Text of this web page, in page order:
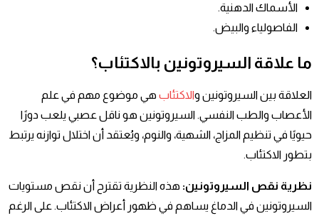
الأسماك الدهنية.
الفاصولياء والبيض.
ما علاقة السيروتونين بالاكتئاب؟
العلاقة بين السيروتونين والاكتئاب هي موضوع مهم في علم
الأعصاب والطب النفسي. السيروتونين هو ناقل عصبي يلعب دورًا
حيويًا في تنظيم المزاج، الشهية، والنوم، ويُعتقد أن اختلال توازنه يرتبط
بتطور الاكتئاب.
نظرية نقص السيروتونين: هذه النظرية تقترح أن نقص مستويات
السيروتونين في الدماغ يساهم في ظهور أعراض الاكتئاب. على الرغم